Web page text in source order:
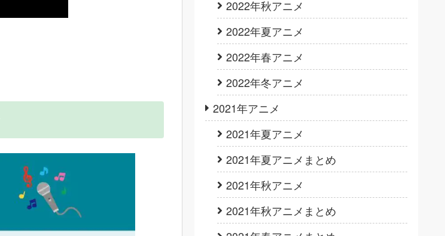
2022年秋アニメ
2022年夏アニメ
2022年春アニメ
2022年冬アニメ
2021年アニメ
2021年夏アニメ
2021年夏アニメまとめ
2021年秋アニメ
2021年秋アニメまとめ